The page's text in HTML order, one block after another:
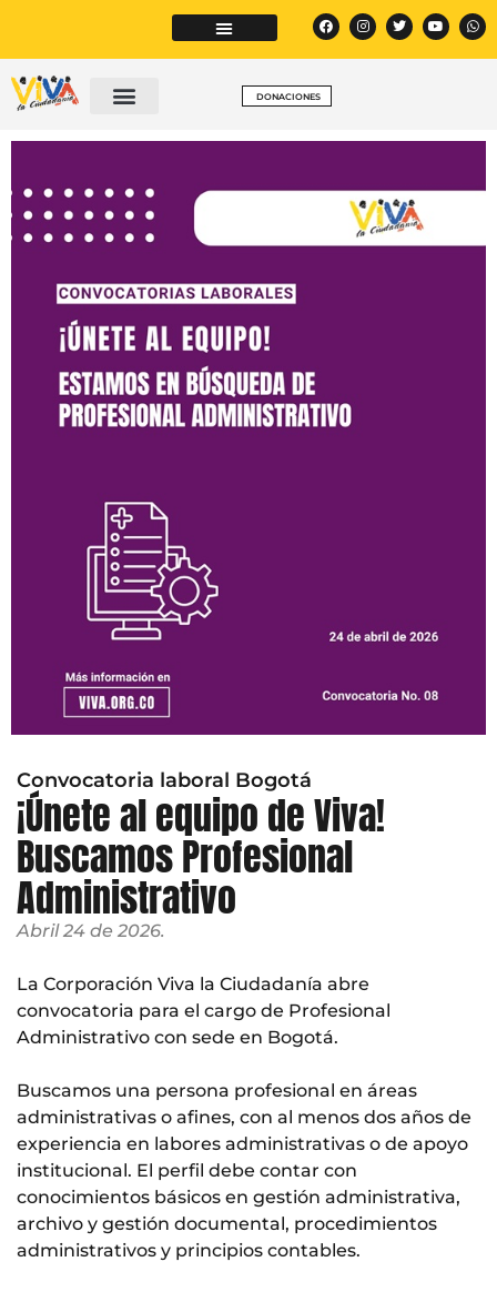
DONACIONES
Convocatoria laboral Bogotá
¡Únete al equipo de Viva!
Buscamos Profesional
Administrativo
Abril 24 de 2026.
La Corporación Viva la Ciudadanía abre
convocatoria para el cargo de Profesional
Administrativo con sede en Bogotá.
Buscamos una persona profesional en áreas
administrativas o afines, con al menos dos años de
experiencia en labores administrativas o de apoyo
institucional. El perfil debe contar con
conocimientos básicos en gestión administrativa,
archivo y gestión documental, procedimientos
administrativos y principios contables.